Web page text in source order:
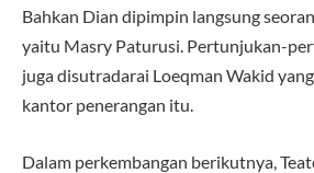
Bahkan Dian dipimpin langsung
yaitu Masry Paturusi. Pertunjukan-
juga disutradarai Loeqman Wakid
kantor penerangan itu.
Dalam perkembangan berikutnya,